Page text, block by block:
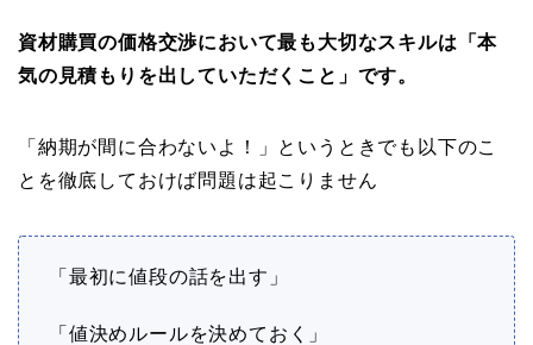
資材購買の価格交渉において最も大切なスキルは「本
気の見積もりを出していただくこと」です。
「納期が間に合わないよ！」というときでも以下のこ
とを徹底しておけば問題は起こりません
「最初に値段の話を出す」
「値決めルールを決めておく」